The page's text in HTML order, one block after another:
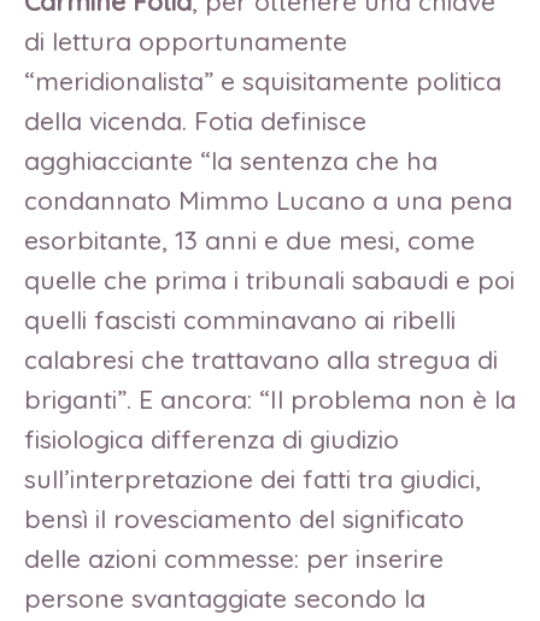
di lettura opportunamente
“meridionalista” e squisitamente politica
della vicenda. Fotia definisce
agghiacciante “la sentenza che ha
condannato Mimmo Lucano a una pena
esorbitante, 13 anni e due mesi, come
quelle che prima i tribunali sabaudi e poi
quelli fascisti comminavano ai ribelli
calabresi che trattavano alla stregua di
briganti”. E ancora: “Il problema non è la
fisiologica differenza di giudizio
sull’interpretazione dei fatti tra giudici,
bensì il rovesciamento del significato
delle azioni commesse: per inserire
persone svantaggiate secondo la